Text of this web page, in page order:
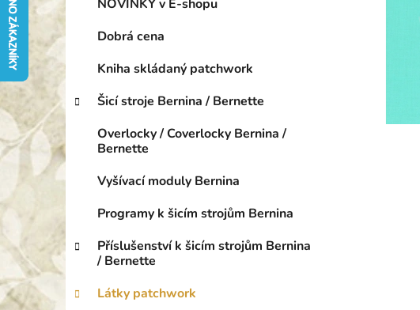
í
a
e
kategorie
g
o
i
NOVINKY v E-shopu
Dobrá cena
Kniha skládaný patchwork
Šicí stroje Bernina / Bernette
Overlocky / Coverlocky Bernina /
Bernette
Vyšívací moduly Bernina
Programy k šicím strojům Bernina
Příslušenství k šicím strojům Bernina
/ Bernette
Látky patchwork